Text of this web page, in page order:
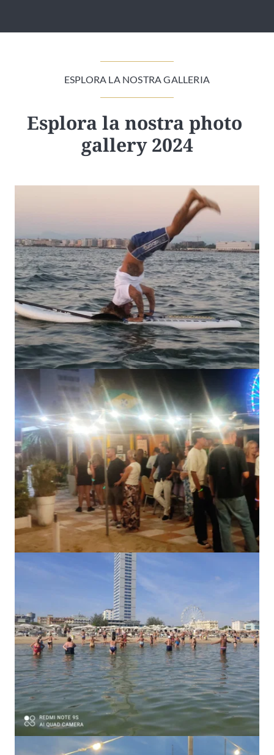
ESPLORA LA NOSTRA GALLERIA
Esplora la nostra photo
gallery 2024